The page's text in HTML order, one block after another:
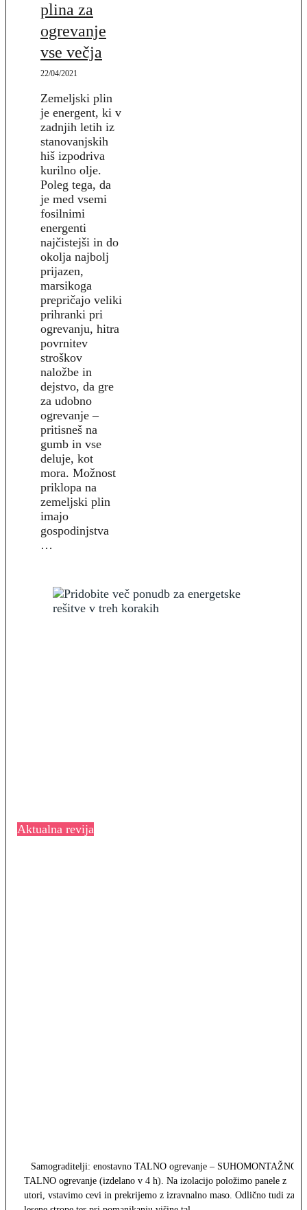
plina za
ogrevanje
vse večja
22/04/2021
Zemeljski plin
je energent, ki v
zadnjih letih iz
stanovanjskih
hiš izpodriva
kurilno olje.
Poleg tega, da
je med vsemi
fosilnimi
energenti
najčistejši in do
okolja najbolj
prijazen,
marsikoga
prepričajo veliki
prihranki pri
ogrevanju, hitra
povrnitev
stroškov
naložbe in
dejstvo, da gre
za udobno
ogrevanje –
pritisneš na
gumb in vse
deluje, kot
mora. Možnost
priklopa na
zemeljski plin
imajo
gospodinjstva
…
Aktualna revija
Samograditelji: enostavno TALNO ogrevanje – SUHOMONTAŽNO
TALNO ogrevanje (izdelano v 4 h). Na izolacijo položimo panele z
utori, vstavimo cevi in prekrijemo z izravnalno maso. Odlično tudi za